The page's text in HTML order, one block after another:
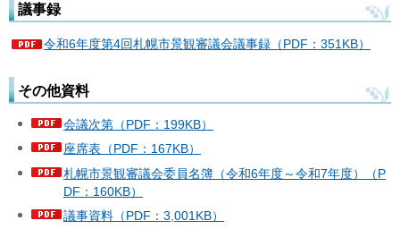
議事録
令和6年度第4回札幌市景観審議会議事録（PDF：351KB）
その他資料
会議次第（PDF：199KB）
座席表（PDF：167KB）
札幌市景観審議会委員名簿（令和6年度～令和7年度）（P
DF：160KB）
議事資料（PDF：3,001KB）